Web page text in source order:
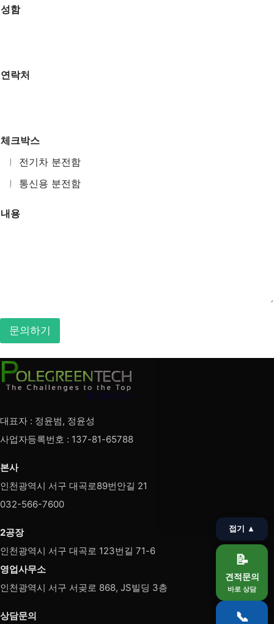
성함
연락처
체크박스
전기차 분전함
통신용 분전함
함
내용
문의하기
대표자 : 정윤범, 정윤성
사업자등록번호 : 137-81-65788
본사
인천광역시 서구 대곡로89번안길 21
032-566-7600
2공장
인천광역시 서구 대곡로 123번길 71-6
영업사무소
인천광역시 서구 서곶로 868, JS빌딩 3층
상담문의
접기 ▲
📝
견적문의
바로 상담
📞